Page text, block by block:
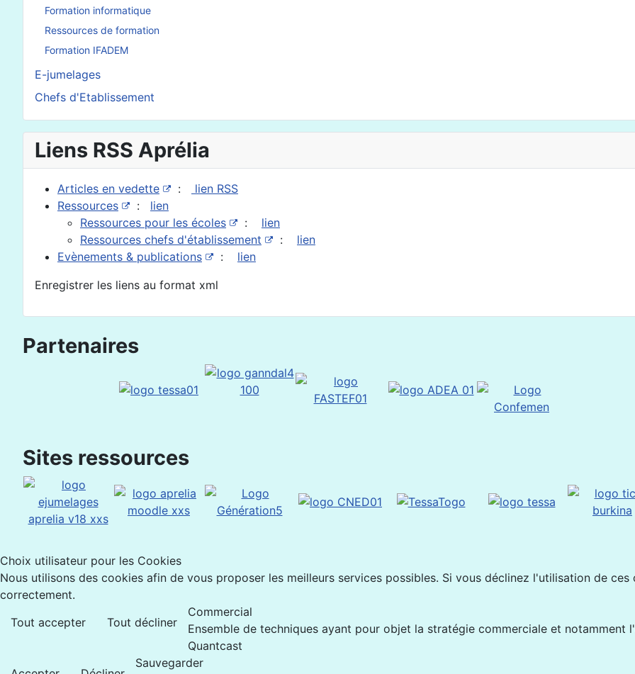
Formation informatique
Ressources de formation
Formation IFADEM
E-jumelages
Chefs d'Etablissement
Liens RSS Aprélia
Articles en vedette :
lien RSS
Ressources
: lien
Ressources pour les écoles
: lien
Ressources chefs d'établissement
: lien
Evènements & publications
: lien
Enregistrer les liens au format xml
Partenaires
Sites ressources
Choix utilisateur pour les Cookies
Nous utilisons des cookies afin de vous proposer les meilleurs services possibles. Si vous déclinez l'utilisation de
correctement.
Tout accepter
Tout décliner
Commercial
Ensemble de techniques ayant pour objet la stratégie commerciale et notamment
Quantcast
Sauvegarder